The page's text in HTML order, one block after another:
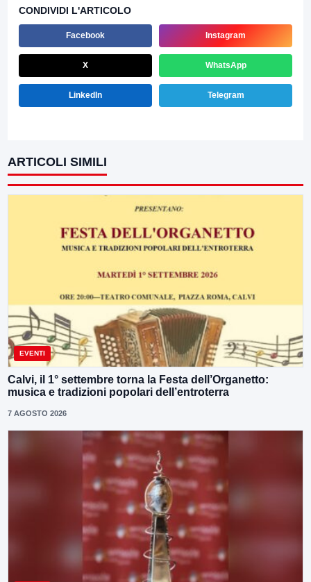
CONDIVIDI L'ARTICOLO
Facebook Instagram
X WhatsApp
LinkedIn Telegram
ARTICOLI SIMILI
EVENTI
Calvi, il 1° settembre torna la Festa dell’Organetto:
musica e tradizioni popolari dell’entroterra
7 AGOSTO 2026